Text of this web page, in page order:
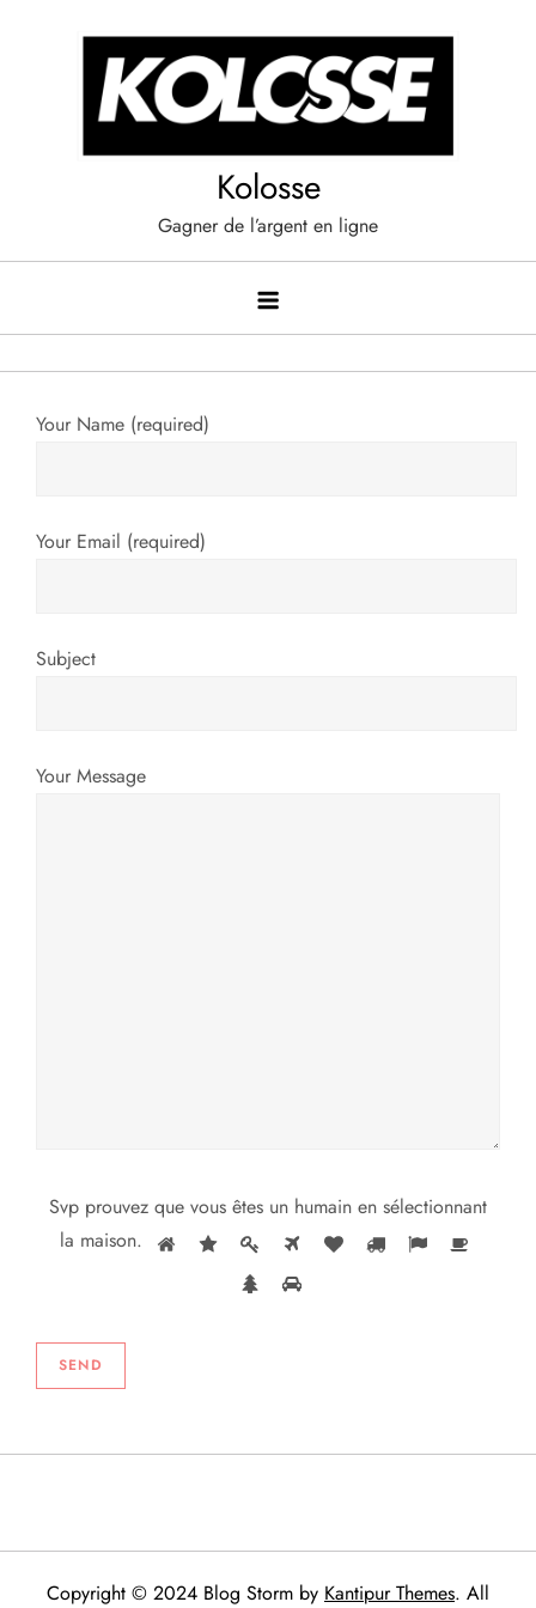
Kolosse
Gagner de l’argent en ligne
Your Name (required)
Your Email (required)
Subject
Your Message
Svp prouvez que vous êtes un humain en sélectionnant
la maison.
Copyright © 2024 Blog Storm by Kantipur Themes. All